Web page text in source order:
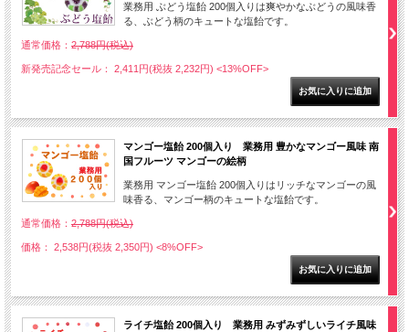
業務用 ぶどう塩飴 200個入りは爽やかなぶどうの風味香
る、ぶどう柄のキュートな塩飴です。
通常価格： 2,788円(税込)
新発売記念セール： 2,411円(税抜 2,232円) <13%OFF>
マンゴー塩飴 200個入り 業務用 豊かなマンゴー風味 南
国フルーツ マンゴーの絵柄
業務用 マンゴー塩飴 200個入りはリッチなマンゴーの風
味香る、マンゴー柄のキュートな塩飴です。
通常価格： 2,788円(税込)
価格： 2,538円(税抜 2,350円) <8%OFF>
ライチ塩飴 200個入り 業務用 みずみずしいライチ風味